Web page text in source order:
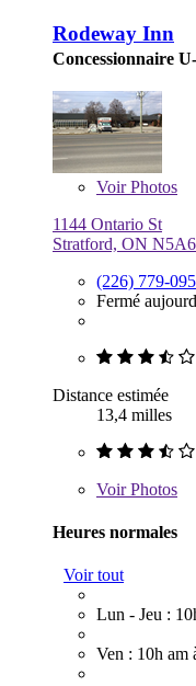
Rodeway Inn
Concessionnaire
VoirPhotos
1144 Ontario St
Stratford, ON
(226) 779-
Fermé
Distance estimée
13,4 milles
VoirPhotos
Heures normales
Voir tout
Lun - Jeu :
Ven : 10h am